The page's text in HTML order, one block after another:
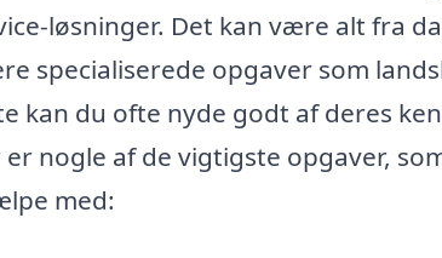
løsninger. Det kan være alt fra
specialiserede opgaver som
kan du ofte nyde godt af deres
nogle af de vigtigste opgaver,
med: